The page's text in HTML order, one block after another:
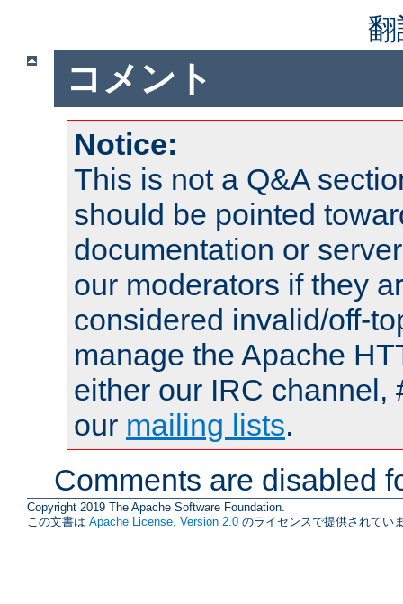
コメント
Notice:
This is not a Q&A
should be pointed
documentation or
our moderators if they
considered invalid/off-
manage the Apache
either our IRC channel,
our mailing lists.
Comments are disabled
Copyright 2019 The Apache Software Foundation.
この文書は Apache License, Version 2.0 のライセンスで提供されてい